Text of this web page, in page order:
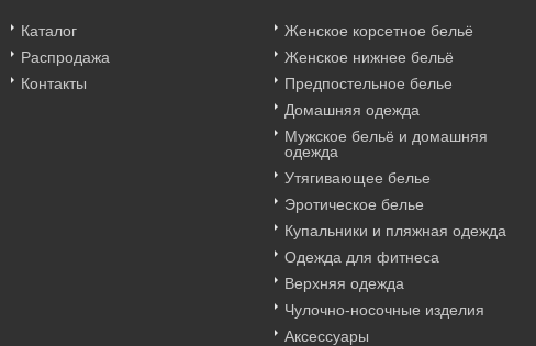
Каталог
Распродажа
Контакты
Женское корсетное бельё
Женское нижнее бельё
Предпостельное белье
Домашняя одежда
Мужское бельё и домашняя
одежда
Утягивающее белье
Эротическое белье
Купальники и пляжная одежда
Одежда для фитнеса
Верхняя одежда
Чулочно-носочные изделия
Аксессуары